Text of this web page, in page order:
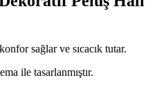
sağlar ve sıcacık tutar.
ile tasarlanmıştır.